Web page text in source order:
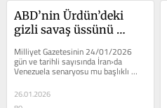
ABD’nin Ürdün’deki
gizli savaş üssünü
çevirmesi savaş
tehdidini artırdı
Milliyet Gazetesinin 24/01/2026
gün ve tarihli sayısında İran›da
Venezuela senaryosu mu başlıklı
köşe yazısında ABD’nin İran
hamlesi...
26.01.2026